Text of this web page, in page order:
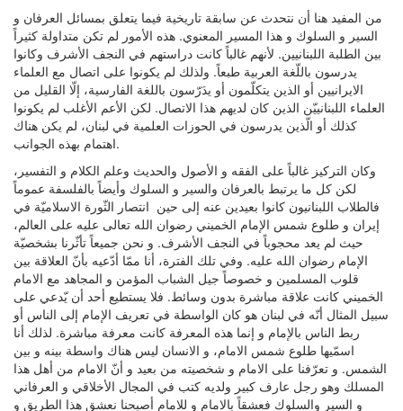
من المفيد هنا أن نتحدث عن سابقة تاريخية فيما يتعلق بمسائل العرفان و
السير و السلوك و هذا المسير المعنوي. هذه الأمور لم تكن متداولة كثيراً
بين الطلبة اللبنانيين. لأنهم غالباً كانت دراستهم في النجف الأشرف وكانوا
يدرسون باللّغة العربية طبعاً. ولذلك لم يكونوا على اتصال مع العلماء
الايرانيين أو الذين يتكلّمون أو يدَرّسون باللغة الفارسية، إلّا القليل من
العلماء اللبنانييّن الذين كان لديهم هذا الاتصال. لكن الأعم الأغلب لم يكونوا
كذلك أو الّذين يدرسون في الحوزات العلمية في لبنان، لم يكن هناك
اهتمام بهذه الجوانب.
وكان التركيز غالباً على الفقه و الأصول والحديث وعلم الكلام و التفسير،
لكن كل ما يرتبط بالعرفان والسير و السلوك وأيضاً بالفلسفة عموماً
فالطلاب اللبنانيون كانوا بعيدين عنه إلى حين انتصار الثّورة الاسلاميّة في
إيران و طلوع شمس الإمام الخميني رضوان الله تعالى عليه على العالم،
حيث لم يعد محجوباً في النجف الأشرف. و نحن جميعاً تأثّرنا بشخصيّة
الإمام رضوان الله عليه. وفي تلك الفترة، أنا ممّا أدّعيه بأنّ العلاقة بين
قلوب المسلمين و خصوصاً جيل الشباب المؤمن و المجاهد مع الامام
الخميني كانت علاقة مباشرة بدون وسائط. فلا يستطيع أحد أن يّدعي على
سبيل المثال أنّه في لبنان هو كان الواسطة في تعريف الإمام إلى الناس أو
ربط الناس بالإمام و إنما هذه المعرفة كانت معرفة مباشرة. لذلك أنا
اسمّيها طلوع شمس الامام، و الانسان ليس هناك واسطة بينه و بين
الشمس. و تعرّفنا على الامام و شخصيته من بعيد و أنّ الامام من أهل هذا
المسلك وهو رجل عارف كبير ولديه كتب في المجال الأخلاقي و العرفاني
و السير والسلوك فعشقاً بالامام و للامام أصبحنا نعشق هذا الطريق و